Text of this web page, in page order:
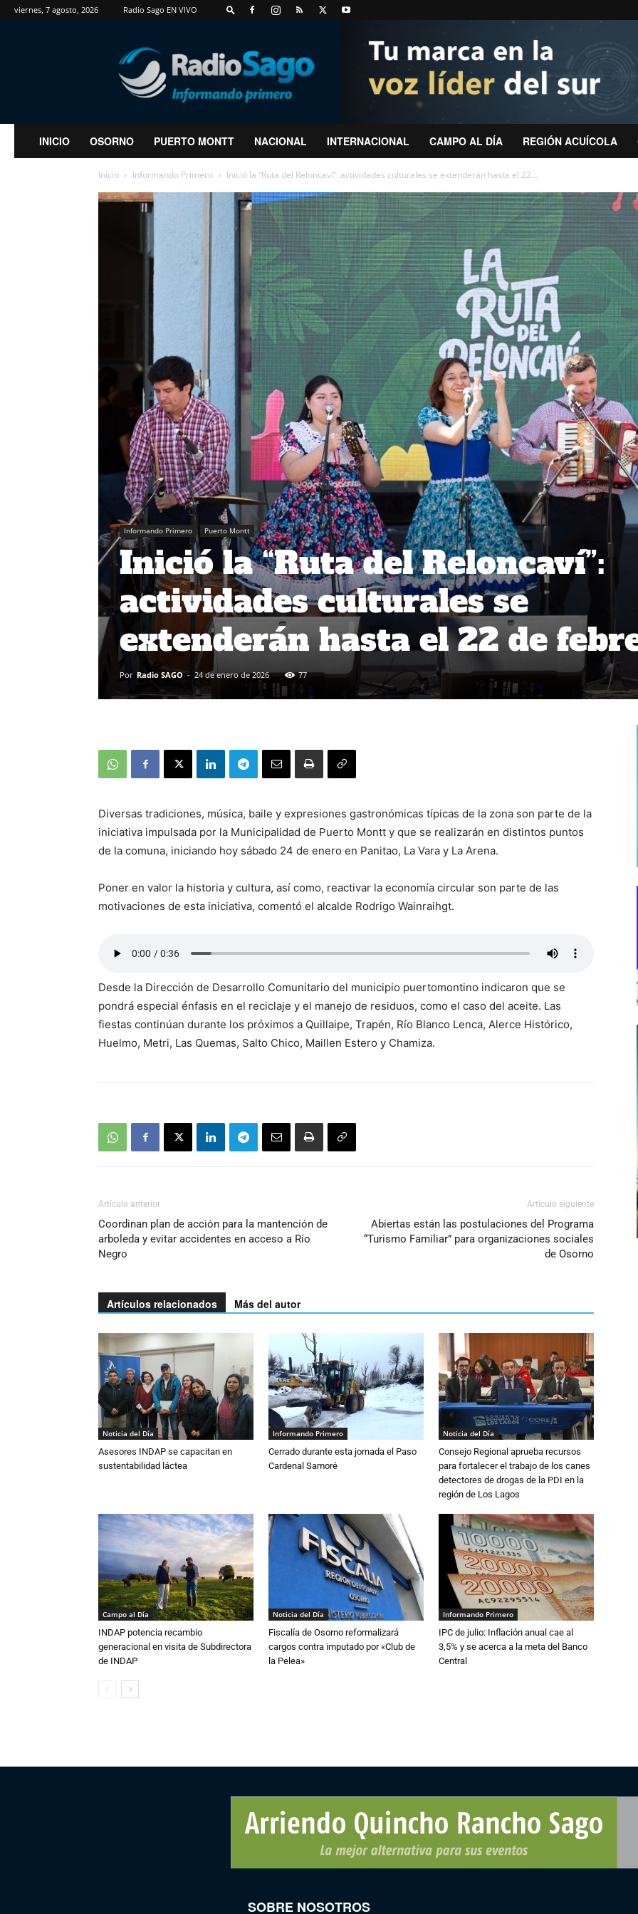
viernes, 7 agosto, 2026 Radio Sago EN VIVO
RadioSago
INICIO OSORNO PUERTO MONTT NACIONAL INTERNACIONAL CAMPO AL DÍA REGIÓN ACUÍCOLA
Inicio Informando Primero Inició la “Ruta del Reloncaví”: actividades culturales se extenderán hasta el 22...
Informando Primero Puerto Montt
Inició la “Ruta del Reloncaví”:
actividades culturales se
extenderán hasta el 22 de
Por Radio SAGO - 24 de enero de 2026 77
Diversas tradiciones, música, baile y expresiones gastronómicas típicas de la zona son parte de la
iniciativa impulsada por la Municipalidad de Puerto Montt y que se realizarán en distintos puntos
de la comuna, iniciando hoy sábado 24 de enero en Panitao, La Vara y La Arena.
Poner en valor la historia y cultura, así como, reactivar la economía circular son parte de las
motivaciones de esta iniciativa, comentó el alcalde Rodrigo Wainraihgt.
Desde la Dirección de Desarrollo Comunitario del municipio puertomontino indicaron que se
pondrá especial énfasis en el reciclaje y el manejo de residuos, como el caso del aceite. Las
fiestas continúan durante los próximos a Quillaipe, Trapén, Río Blanco Lenca, Alerce Histórico,
Huelmo, Metri, Las Quemas, Salto Chico, Maillen Estero y Chamiza.
Artículo anterior
Coordinan plan de acción para la mantención de
arboleda y evitar accidentes en acceso a Río
Negro
Artículo siguiente
Abiertas están las postulaciones del Programa
“Turismo Familiar” para organizaciones sociales
de Osorno
Artículos relacionados Más del autor
Noticia del Día
Asesores INDAP se capacitan en
sustentabilidad láctea
Informando Primero
Cerrado durante esta jornada el Paso
Cardenal Samoré
Noticia del Día
Consejo Regional aprueba recursos
para fortalecer el trabajo de los canes
detectores de drogas de la PDI en la
región de Los Lagos
Campo al Día
INDAP potencia recambio
generacional en visita de Subdirectora
de INDAP
Noticia del Día
Fiscalía de Osorno reformalizará
cargos contra imputado por «Club de
la Pelea»
Informando Primero
IPC de julio: Inflación anual cae al
3,5% y se acerca a la meta del Banco
Central
SOBRE NOSOTROS